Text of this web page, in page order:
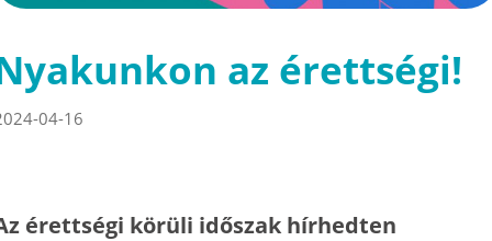
az érettségi!
04-16
érettségi körüli időszak hírhedten